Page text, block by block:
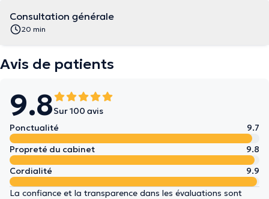
Consultation générale
20 min
Avis de patients
9.8Sur 100 avis
Ponctualité
9.7
Propreté du cabinet
9.8
Cordialité
9.9
La confiance et la transparence dans les évaluations sont